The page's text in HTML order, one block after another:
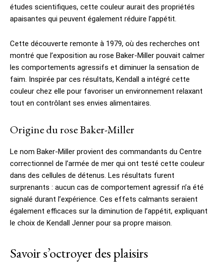
études scientifiques, cette couleur aurait des propriétés
apaisantes qui peuvent également réduire l’appétit.
Cette découverte remonte à 1979, où des recherches ont
montré que l’exposition au rose Baker-Miller pouvait calmer
les comportements agressifs et diminuer la sensation de
faim. Inspirée par ces résultats, Kendall a intégré cette
couleur chez elle pour favoriser un environnement relaxant
tout en contrôlant ses envies alimentaires.
Origine du rose Baker-Miller
Le nom Baker-Miller provient des commandants du Centre
correctionnel de l’armée de mer qui ont testé cette couleur
dans des cellules de détenus. Les résultats furent
surprenants : aucun cas de comportement agressif n’a été
signalé durant l’expérience. Ces effets calmants seraient
également efficaces sur la diminution de l’appétit, expliquant
le choix de Kendall Jenner pour sa propre maison.
Savoir s’octroyer des plaisirs